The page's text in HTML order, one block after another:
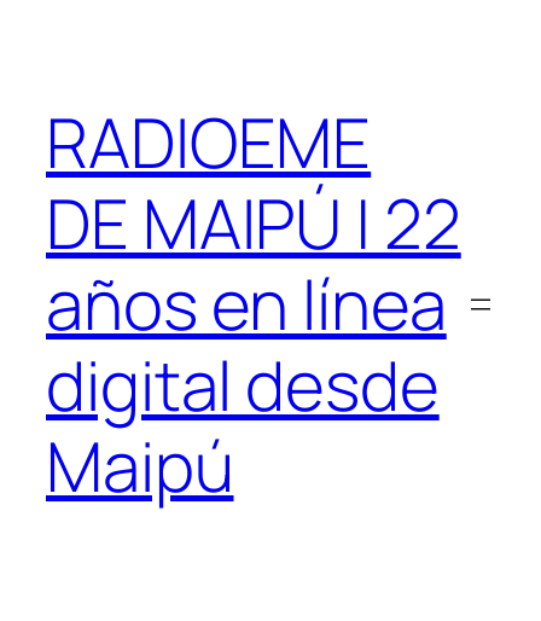
RADIOEME
DE MAIPÚ | 22
años en línea
digital desde
Maipú